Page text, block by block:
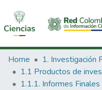
Communities & Collections
All of DSpace
Home